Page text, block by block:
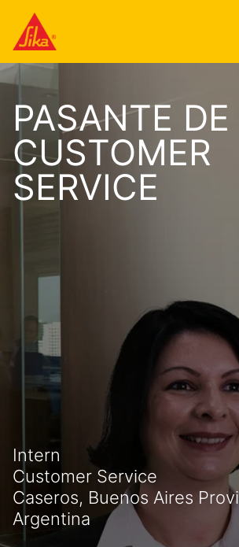
PASANTE DE
CUSTOMER
SERVICE
Intern
Customer Service
Caseros, Buenos Aires
Argentina